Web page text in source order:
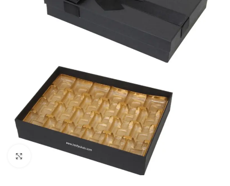
Click to enlarge